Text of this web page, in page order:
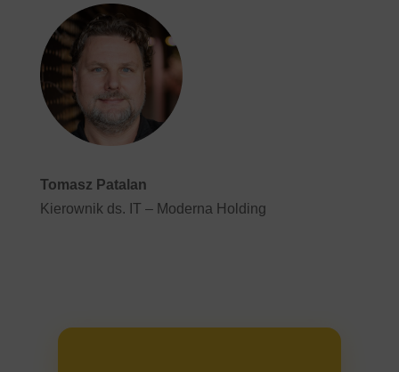
Tomasz Patalan
Kierownik ds. IT – Moderna Holding